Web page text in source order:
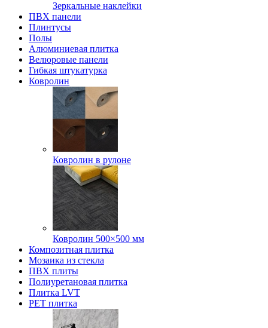
Зеркальные наклейки
ПВХ панели
Плинтусы
Полы
Алюминиевая плитка
Велюровые панели
Гибкая штукатурка
Ковролин
Ковролин в рулоне
Ковролин 500×500 мм
Композитная плитка
Мозаика из стекла
ПВХ плиты
Полиуретановая плитка
Плитка LVT
РЕТ плитка